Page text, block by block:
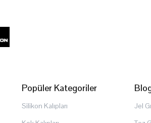
Popüler Kategoriler
Silikon Kalıpları
Jel